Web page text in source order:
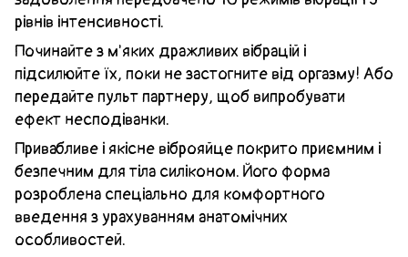
рівнів інтенсивності.
Починайте з м'яких дражливих вібрацій і
підсилюйте їх, поки не застогните від оргазму! Або
передайте пульт партнеру, щоб випробувати
ефект несподіванки.
Привабливе і якісне віброяйце покрито приємним і
безпечним для тіла силіконом. Його форма
розроблена спеціально для комфортного
введення з урахуванням анатомічних
особливостей.